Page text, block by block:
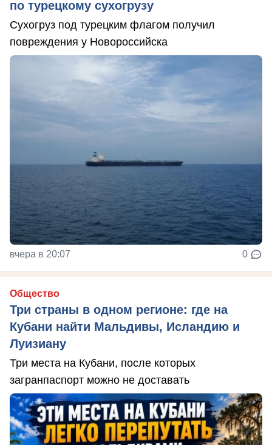
по турецкому сухогрузу
Сухогруз под турецким флагом получил
повреждения у Новороссийска
вчера в 20:07 0
Общество
Три страны в одном регионе: где на
Кубани найти Мальдивы, Исландию и
Луизиану
Три места на Кубани, после которых
загранпаспорт можно не доставать